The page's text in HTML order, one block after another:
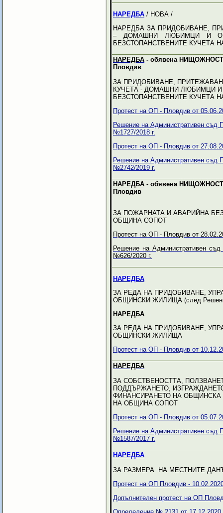
НАРЕДБА / НОВА /
НАРЕДБА ЗА ПРИДОБИВАНЕ,
– ДОМАШНИ ЛЮБИМЦИ И
БЕЗСТОПАНСТВЕНИТЕ КУЧЕТА
НАРЕДБА - обявена НИЩОЖНОСТ
Пловдив
ЗА ПРИДОБИВАНЕ,
КУЧЕТА - ДОМАШНИ ЛЮБИМЦИ
БЕЗСТОПАНСТВЕНИТЕ КУЧЕТА
Протест на ОП - Пловдив от
Решение на Административен съд
№1727/2018 г.
Протест на ОП - Пловдив от
Решение на Административен съд
№2742/2019 г.
НАРЕДБА - обявена НИЩОЖНОСТ
Пловдив
ЗА ПОЖАРНАТА И АВАРИЙНА
ОБЩИНА СОПОТ
Протест на ОП - Пловдив от
Решение на Административен
№626/2020 г.
НАРЕДБА
ЗА РЕДА НА ПРИДОБИВАНЕ,
ОБЩИНСКИ ЖИЛИЩА (след
НАРЕДБА
ЗА РЕДА НА ПРИДОБИВАНЕ,
ОБЩИНСКИ ЖИЛИЩА
Протест на ОП - Пловдив от
НАРЕДБА
ЗА СОБСТВЕНОСТТА,
ПОДДЪРЖАНЕТО,
ФИНАНСИРАНЕТО НА
НА ОБЩИНА СОПОТ
Протест на ОП - Пловдив от
Решение на Административен съд
№1587/2017 г.
НАРЕДБА
ЗА РАЗМЕРА НА МЕСТНИТЕ
Протест на ОП Пловдив -
Допълнителен протест на ОП